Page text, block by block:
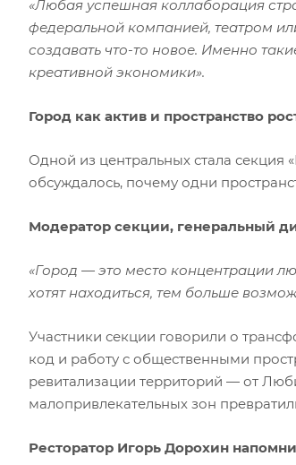
«Любая успешная коллаборация
федеральной компанией, театром
создавать что-то новое. Именно
креативной экономики».
Город как актив и пространство
Одной из центральных стала секция
обсуждалось, почему одни
Модератор секции, генеральный
«Город — это место концентрации
хотят находиться, тем больше
Участники секции говорили о
код и работу с общественными
ревитализации территорий — от
малопривлекательных зон
Ресторатор Игорь Дорохин